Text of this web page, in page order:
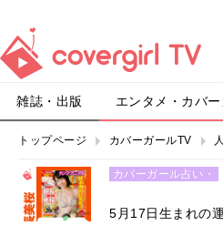
雑誌・出版 エンタメ・カバ
トップページ カバーガールTV
カバーガール占い・
5月17日生まれの